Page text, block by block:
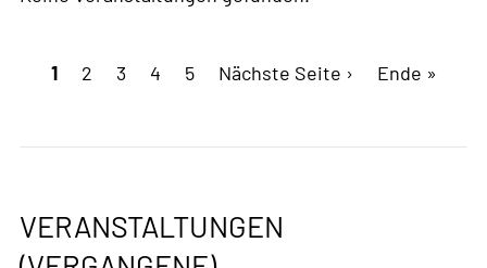
Seitennummerierung
Aktuelle
1 Page
2 Page
3 Page
4 Page
5
Nächste
Nächste Seite ›
Letzte
Ende »
VERANSTALTUNGEN